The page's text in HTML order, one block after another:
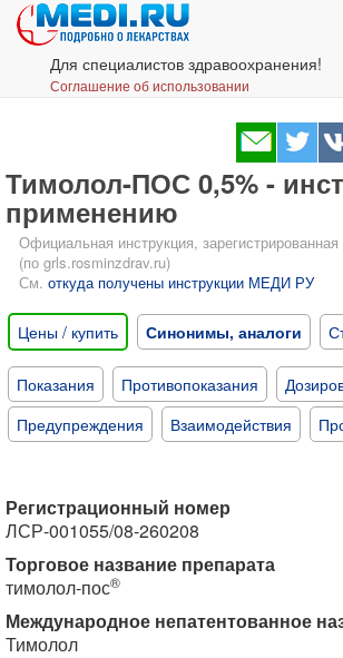
Для специалистов здравоохранения!
Соглашение об использовании
Тимолол-ПОС 0,5% -
применению
Официальная инструкция,
(по grls.rosminzdrav.ru)
См. откуда получены инструкции МЕДИ РУ
Цены / купить Синонимы, аналоги
Показания Противопоказания
Предупреждения
Взаимодействия
Регистрационный номер
ЛСР-001055/08-260208
Торговое название препарата
тимолол-пос®
Международное непатентованное
Тимолол